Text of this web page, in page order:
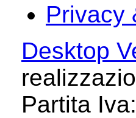
Privacy
Desktop
Partita